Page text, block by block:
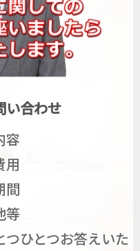
い合わせ
容
用
間
等
ひとつお答えいた